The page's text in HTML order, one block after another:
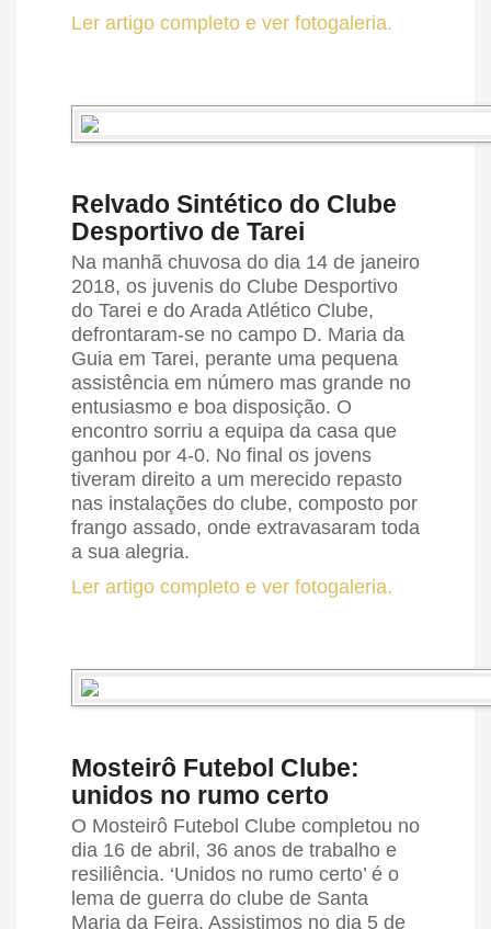
Ler artigo completo e ver fotogaleria.
Relvado Sintético do Clube
Desportivo de Tarei
Na manhã chuvosa do dia 14 de janeiro
2018, os juvenis do Clube Desportivo
do Tarei e do Arada Atlético Clube,
defrontaram-se no campo D. Maria da
Guia em Tarei, perante uma pequena
assistência em número mas grande no
entusiasmo e boa disposição. O
encontro sorriu a equipa da casa que
ganhou por 4-0. No final os jovens
tiveram direito a um merecido repasto
nas instalações do clube, composto por
frango assado, onde extravasaram toda
a sua alegria.
Ler artigo completo e ver fotogaleria.
Mosteirô Futebol Clube:
unidos no rumo certo
O Mosteirô Futebol Clube completou no
dia 16 de abril, 36 anos de trabalho e
resiliência. ‘Unidos no rumo certo’ é o
lema de guerra do clube de Santa
Maria da Feira. Assistimos no dia 5 de